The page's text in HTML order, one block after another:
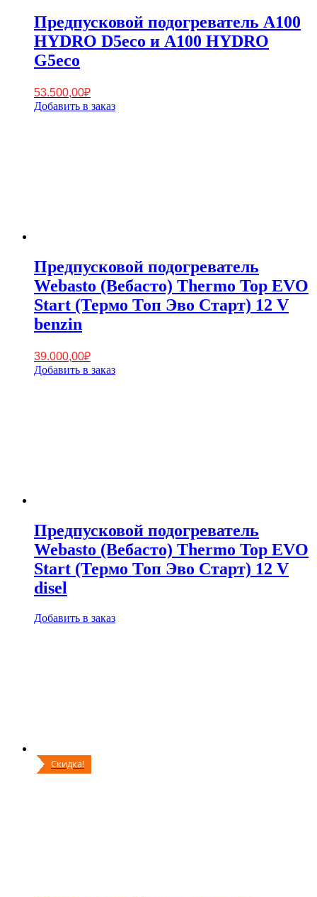
Предпусковой подогреватель A100
HYDRO D5eco и А100 HYDRO
G5eco
53.500,00₽
Добавить в заказ
Предпусковой подогреватель
Webasto (Вебасто) Thermo Top EVO
Start (Термо Топ Эво Старт) 12 V
benzin
39.000,00₽
Добавить в заказ
Предпусковой подогреватель
Webasto (Вебасто) Thermo Top EVO
Start (Термо Топ Эво Старт) 12 V
disel
Добавить в заказ
Скидка!